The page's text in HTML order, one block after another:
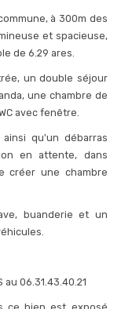
à 300m des
et spacieuse,
de 6.29 ares.
un double séjour
une chambre de
avec fenêtre.
qu'un débarras
en attente, dans
créer une chambre
buanderie et un
06.31.43.40.21